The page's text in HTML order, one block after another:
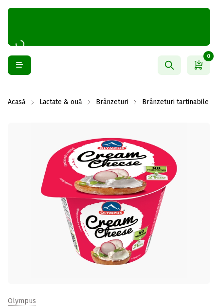
0
Acasă Lactate & ouă Brânzeturi Brânzeturi tartinabile
Olympus